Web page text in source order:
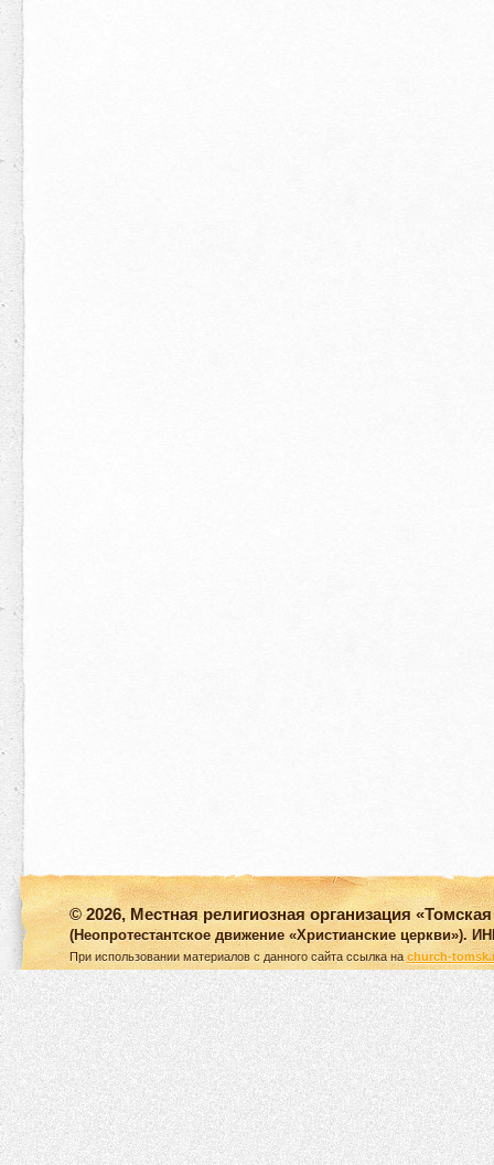
© 2026, Местная религиозная организация
(Неопротестантское движение «Христианские церкви»).
При использовании материалов с данного сайта ссылка на church-